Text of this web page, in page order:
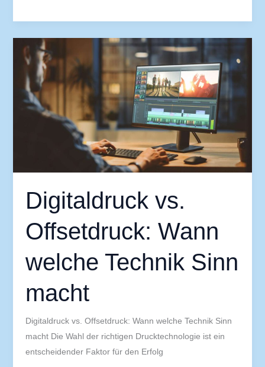
Digitaldruck vs.
Offsetdruck: Wann
welche Technik Sinn
macht
Digitaldruck vs. Offsetdruck: Wann welche Technik Sinn
macht Die Wahl der richtigen Drucktechnologie ist ein
entscheidender Faktor für den Erfolg
Digitaldruck
vs.
Offsetdruck:
Wann
welche
Technik